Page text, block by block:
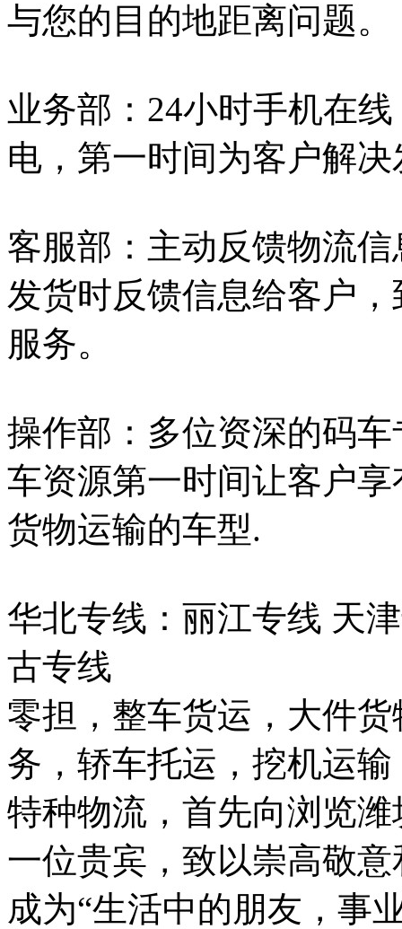
与您的目的地距离问题。
业务部：24小时手机在
电，第一时间为客户解
客服部：主动反馈物流
发货时反馈信息给客户
服务。
操作部：多位资深的码
车资源第一时间让客户
货物运输的车型.
华北专线：丽江专线 天
古专线
零担，整车货运，大件
务，轿车托运，挖机运
特种物流，首先向浏览
一位贵宾，致以崇高敬
成为“生活中的朋友，事